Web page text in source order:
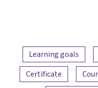
Learning goals
Certificate